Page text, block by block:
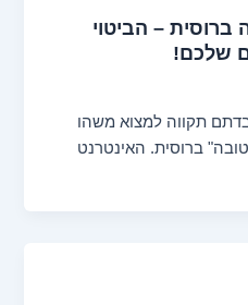
– הביטוי
שלכם!
תקווה למצוא משהו
ברוסית. האינטרנט